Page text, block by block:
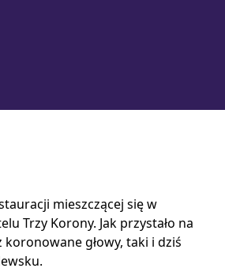
mieszczącej się w
Trzy Korony. Jak przystało na
głowy, taki i dziś